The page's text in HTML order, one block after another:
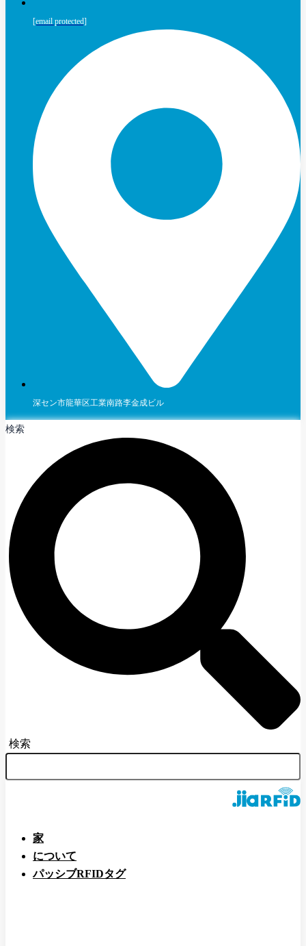
[email protected]
深セン市龍華区工業南路李金成ビル
検索
検索
家
について
パッシブRFIDタグ